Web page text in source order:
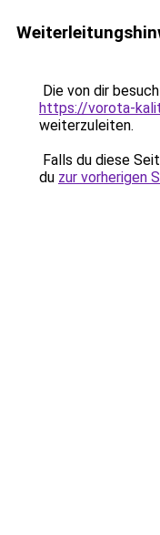
Die von dir
https://vorota-
weiterzuleiten.
Falls du diese
du zur vorherigen